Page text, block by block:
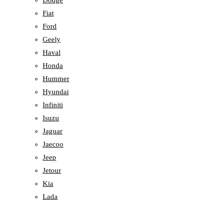
Fiat
Ford
Geely
Haval
Honda
Hummer
Hyundai
Infiniti
Isuzu
Jaguar
Jaecoo
Jeep
Jetour
Kia
Lada